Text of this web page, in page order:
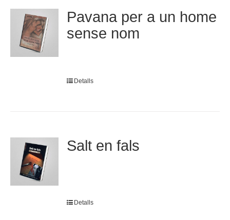
Pavana per a un home
sense nom
Detalls
Salt en fals
Detalls